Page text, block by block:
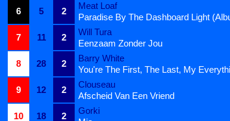
6
5 2
Meat Loaf
Paradise By The Dashboard Light
7
11 2
Will Tura
Eenzaam Zonder Jou
8
28 2
Barry White
You're The First, The Last, My
9
12 2
Clouseau
Afscheid Van Een Vriend
10
18 2
Gorki